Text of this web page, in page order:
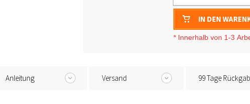
IN DEN
* Innerhalb von 1-3
Anleitung Versand 99 Tage